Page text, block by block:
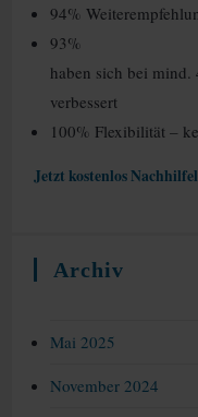
94%
93%
haben sich bei
verbessert
100% Flexibilität –
Jetzt kostenlos
Archiv
Mai 2025
November 2024